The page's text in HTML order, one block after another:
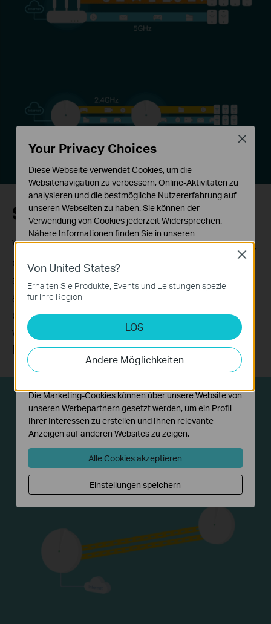
Selbstreparatur
Wenn eine Deco-Einheit ein Problem feststellt,
organisiert das System automatisch eine
andere Verbindungsmöglichkeit mittels der
anderen Deco Einheiten, damit Sie immer
online bleiben. Die fehlerhafte Deco Einheit
wird danach unverzüglich von den anderen
Deco Einheiten repariert.
Von United States?
Erhalten Sie Produkte, Events und Leistungen speziell
für Ihre Region
LOS
Andere Möglichkeiten
Close
Your Privacy Choices
Diese Webseite verwendet Cookies, um die
Websitenavigation zu verbessern, Online-Aktivitäten zu
analysieren und die bestmögliche Nutzererfahrung auf
unseren Webseiten zu haben. Sie können der
Verwendung von Cookies jederzeit Widersprechen.
Nähere Informationen finden Sie in unseren
Datenschutzhinweisen.
Notwendige Cookies
erforderlich und können in Ihren Systemen nicht
Analyse- und Marketing-Cookies
Analyse-Cookies ermöglichen es uns, Ihre Aktivitäten
auf unserer Website zu analysieren, um die
Funktionsweise unserer Website zu verbessern und
Die Marketing-Cookies können über unsere Website von
unseren Werbepartnern gesetzt werden, um ein Profil
Ihrer Interessen zu erstellen und Ihnen relevante
Anzeigen auf anderen Websites zu zeigen.
Alle Cookies akzeptieren
Einstellungen speichern
Close